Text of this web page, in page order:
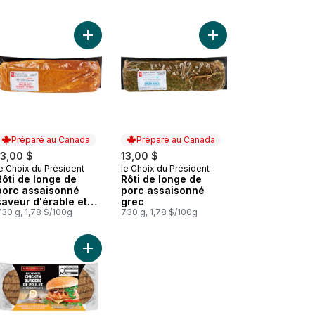
au panier
de porc assaisonné carnitas au panier
Préparé au Canada
$
au Canada
Choix du Président
de longe de
assaisonné
d'érable et
pomme
g, 1,78 $/100g
Ajouter Rôti de longe de porc assaisonné
Préparé au Canada
13,00 $
Préparé au Canada
le Choix du Président
Rôti de longe de
porc assaisonné
grec
730 g, 1,78 $/100g
Ajouter Rôti de
marinées (Consultez la description du produit pour les options
enrobé de bacon au panierAjouter Burgers De Poulet Entièrement Cuits